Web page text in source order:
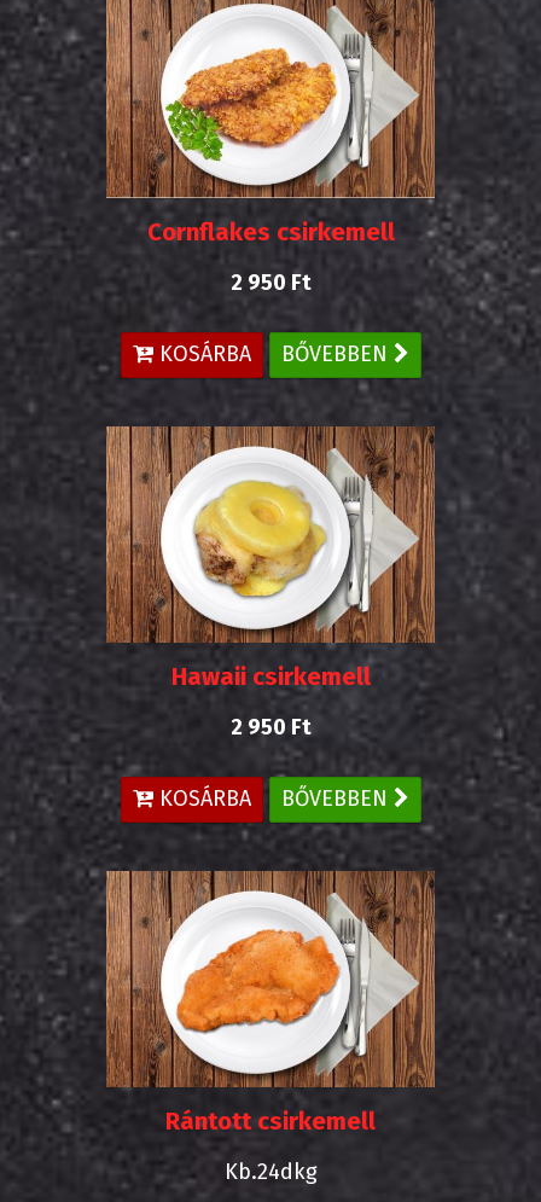
Cornflakes csirkemell
2 950 Ft
KOSÁRBA BŐVEBBEN
Hawaii csirkemell
2 950 Ft
KOSÁRBA BŐVEBBEN
Rántott csirkemell
Kb.24dkg